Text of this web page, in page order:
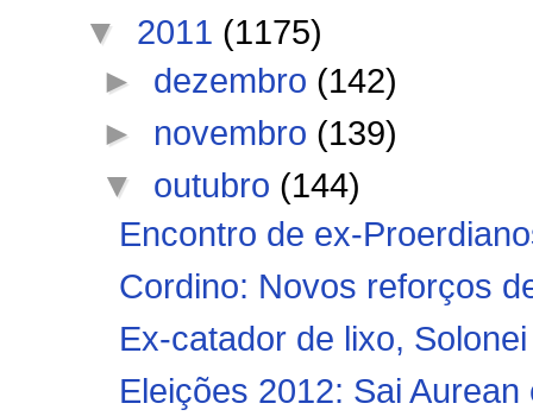
▼ 2011 (1175)
► dezembro (142)
► novembro (139)
▼ outubro (144)
Encontro de ex-
Cordino: Novos reforços
Ex-catador de lixo,
Eleições 2012: Sai